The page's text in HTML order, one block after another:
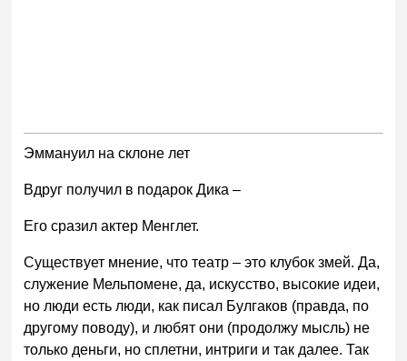
Эммануил на склоне лет
Вдруг получил в подарок Дика –
Его сразил актер Менглет.
Существует мнение, что театр – это клубок змей. Да,
служение Мельпомене, да, искусство, высокие идеи,
но люди есть люди, как писал Булгаков (правда, по
другому поводу), и любят они (продолжу мысль) не
только деньги, но сплетни, интриги и так далее. Так